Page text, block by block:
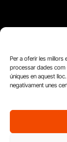
Per a oferir les millors
processar dades com
úniques en aquest
negativament unes